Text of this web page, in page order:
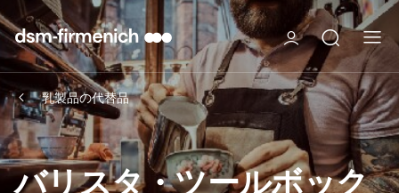
乳製品の代替品
バリスタ・ツールボック